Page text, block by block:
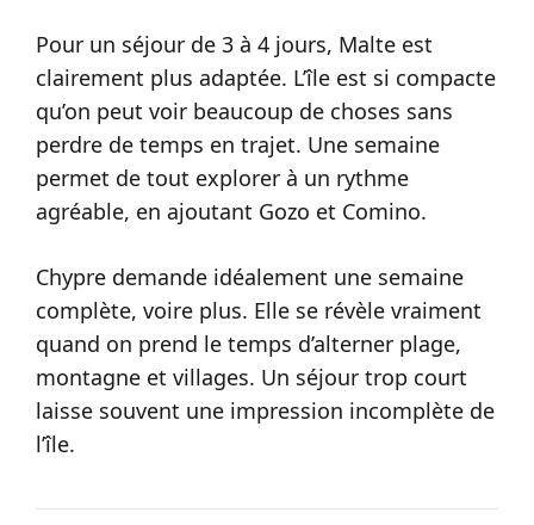
Pour un séjour de 3 à 4 jours, Malte est
clairement plus adaptée. L’île est si compacte
qu’on peut voir beaucoup de choses sans
perdre de temps en trajet. Une semaine
permet de tout explorer à un rythme
agréable, en ajoutant Gozo et Comino.
Chypre demande idéalement une semaine
complète, voire plus. Elle se révèle vraiment
quand on prend le temps d’alterner plage,
montagne et villages. Un séjour trop court
laisse souvent une impression incomplète de
l’île.